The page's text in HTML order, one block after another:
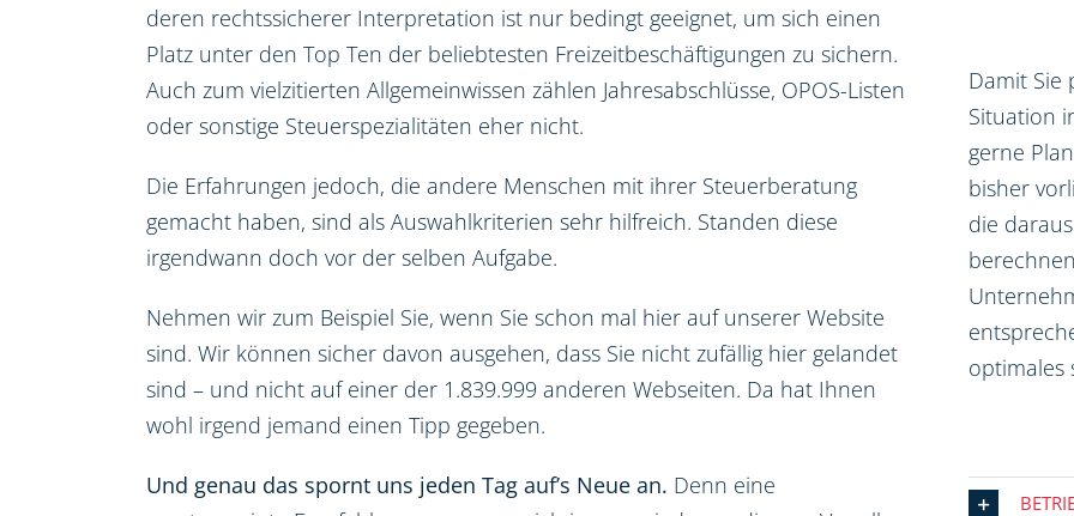
deren rechtssicherer Interpretation ist nur bedingt geeignet, um sich einen
Platz unter den Top Ten der beliebtesten Freizeitbeschäftigungen zu sichern.
Auch zum vielzitierten Allgemeinwissen zählen Jahresabschlüsse, OPOS-Listen
oder sonstige Steuerspezialitäten eher nicht.
Die Erfahrungen jedoch, die andere Menschen mit ihrer Steuerberatung
gemacht haben, sind als Auswahlkriterien sehr hilfreich. Standen diese
irgendwann doch vor der selben Aufgabe.
Nehmen wir zum Beispiel Sie, wenn Sie schon mal hier auf unserer Website
sind. Wir können sicher davon ausgehen, dass Sie nicht zufällig hier gelandet
sind – und nicht auf einer der 1.839.999 anderen Webseiten. Da hat Ihnen
wohl irgend jemand einen Tipp gegeben.
Und genau das spornt uns jeden Tag auf’s Neue an. Denn eine
Damit Sie
Situation
gerne
bisher
die
optimales